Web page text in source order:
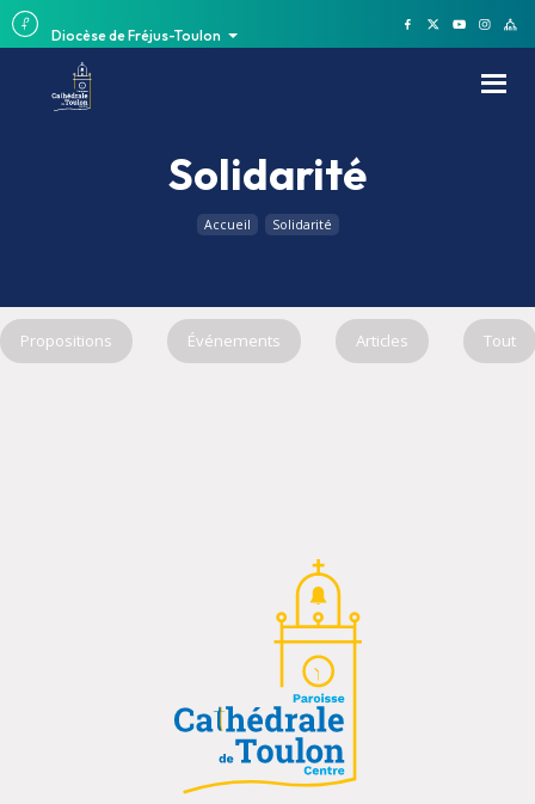
Diocèse de Fréjus-Toulon
Solidarité
Accueil Solidarité
Propositions Événements Articles Tout